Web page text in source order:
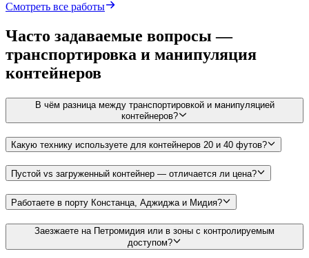
Смотреть все работы
Часто задаваемые вопросы —
транспортировка и манипуляция
контейнеров
В чём разница между транспортировкой и манипуляцией
контейнеров?
Какую технику используете для контейнеров 20 и 40 футов?
Пустой vs загруженный контейнер — отличается ли цена?
Работаете в порту Констанца, Аджиджа и Мидия?
Заезжаете на Петромидия или в зоны с контролируемым
доступом?